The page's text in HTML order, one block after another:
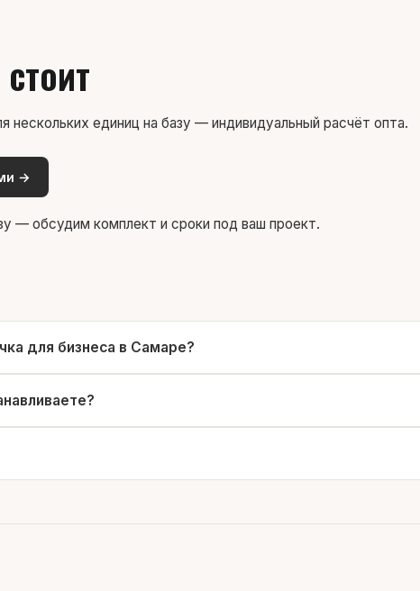
нескольких единиц на базу — индивидуальный расчёт опта.
→
— обсудим комплект и сроки под ваш проект.
для бизнеса в Самаре?